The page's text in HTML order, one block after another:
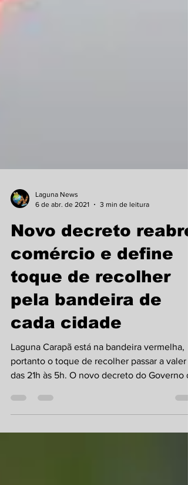
Novo decreto reabre
comércio e define
toque de recolher
pela bandeira de
cada cidade
Laguna Carapã está na bandeira vermelha,
portanto o toque de recolher passar a valer